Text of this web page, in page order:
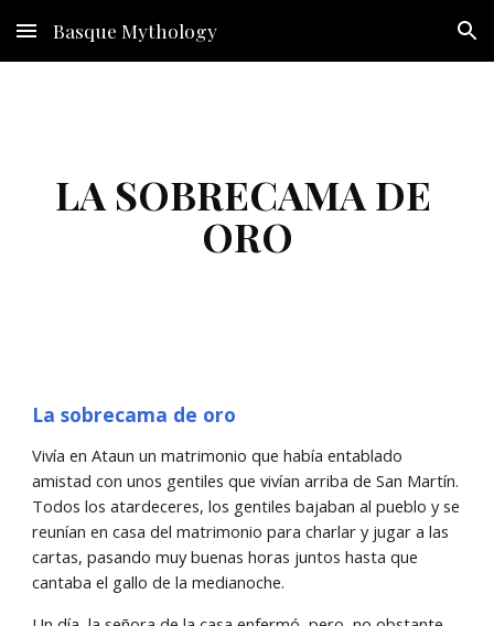
Skip to main content Skip to navigation
Basque Mythology
LA SOBRECAMA DE
ORO
La sobrecama de oro
Vivía en Ataun un matrimonio que había entablado
amistad con unos gentiles que vivían arriba de San Martín.
Todos los atardeceres, los gentiles bajaban al pueblo y se
reunían en casa del matrimonio para charlar y jugar a las
cartas, pasando muy buenas horas juntos hasta que
cantaba el gallo de la medianoche.